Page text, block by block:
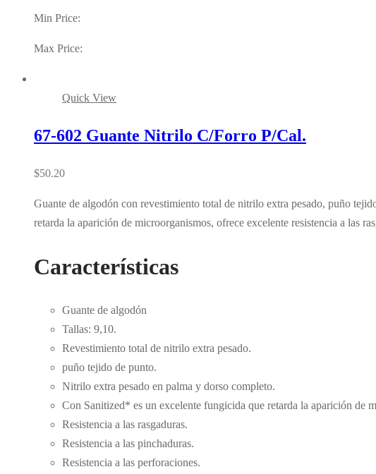
Min Price:
Max Price:
Quick View
67-602 Guante Nitrilo C/Forro P/Cal.
$50.20
Guante de algodón con revestimiento total de nitrilo extra pesado, puño
retarda la aparición de microorganismos, ofrece excelente resistencia a las
Características
Guante de algodón
Tallas: 9,10.
Revestimiento total de nitrilo extra pesado.
puño tejido de punto.
Nitrilo extra pesado en palma y dorso completo.
Con Sanitized* es un excelente fungicida que retarda la aparición de
Resistencia a las rasgaduras.
Resistencia a las pinchaduras.
Resistencia a las perforaciones.